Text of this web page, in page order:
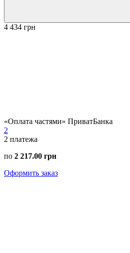
4 434 грн
«Оплата частями» ПриватБанка
2
2 платежа
по 2 217.00 грн
Оформить заказ